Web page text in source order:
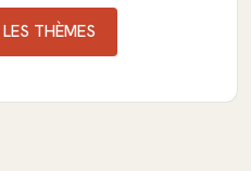
THÈMES